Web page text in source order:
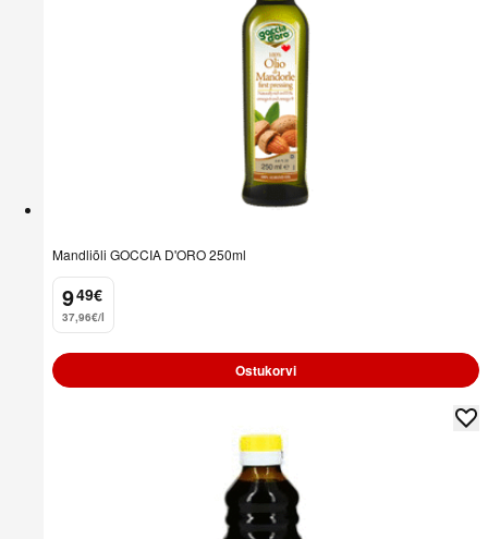
Mandliõli GOCCIA D'ORO 250ml
9
. 49€
37,96€/l
Ostukorvi